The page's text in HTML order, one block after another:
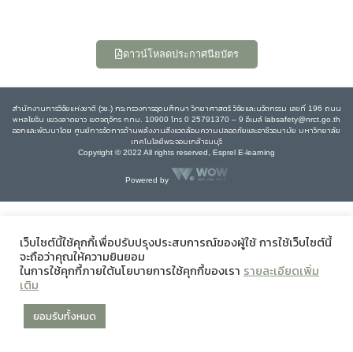
ดาวน์โหลดประกาศนียบัตร
สำนักงานการวิจัยแห่งชาติ (วช.) กระทรวงการอุดมศึกษา วิทยาศาสตร์ วิจัยและนวัตกรรม เลขที่ 196 ถนน
พหลโยธิน แขวงลาดยาว เขตจตุจักร กทม. 10900 โทร 0 25791370 – 9 อีเมล์ labsafety@nrct.go.th
ออกและพัฒนาโดย ศูนย์การจัดการด้านพลังงานสิ่งแวดล้อมความปลอดภัยและอาชีวอนามัย มหาวิทยาลัย
เทคโนโลยีพระจอมเกล้าธนบุรี
Copyright © 2022 All rights reserved, Esprel E-learning
Powered by
เว็บไซต์นี้ใช้คุกกี้เพื่อปรับปรุงประสบการณ์ของผู้ใช้ การใช้เว็บไซต์นี้
จะถือว่าคุณให้ความยินยอม
ในการใช้คุกกี้ภายใต้นโยบายการใช้คุกกี้ของเรา รายละเอียดเพิ่ม
เติม
ยอมรับทั้งหมด